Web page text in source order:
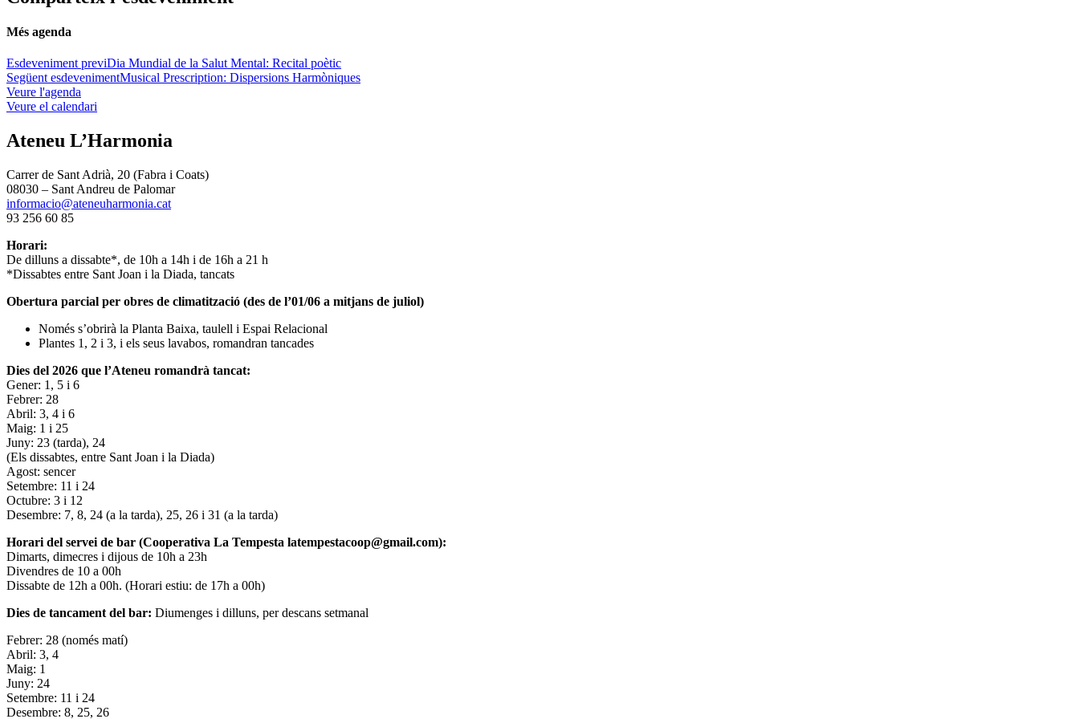
Més agenda
Esdeveniment previDia Mundial de la Salut Mental: Recital poètic
Següent esdevenimentMusical Prescription: Dispersions Harmòniques
Veure l'agenda
Veure el calendari
Ateneu L’Harmonia
Carrer de Sant Adrià, 20 (Fabra i Coats)
08030 – Sant Andreu de Palomar
informacio@ateneuharmonia.cat
93 256 60 85
Horari:
De dilluns a dissabte*, de 10h a 14h i de 16h a 21 h
*Dissabtes entre Sant Joan i la Diada, tancats
Obertura parcial per obres de climatització (des de l’01/06 a mitjans de juliol)
Només s’obrirà la Planta Baixa, taulell i Espai Relacional
Plantes 1, 2 i 3, i els seus lavabos, romandran tancades
Dies del 2026 que l’Ateneu romandrà tancat:
Gener: 1, 5 i 6
Febrer: 28
Abril: 3, 4 i 6
Maig: 1 i 25
Juny: 23 (tarda), 24
(Els dissabtes, entre Sant Joan i la Diada)
Agost: sencer
Setembre: 11 i 24
Octubre: 3 i 12
Desembre: 7, 8, 24 (a la tarda), 25, 26 i 31 (a la tarda)
Horari del servei de bar (Cooperativa La Tempesta latempestacoop@gmail.com):
Dimarts, dimecres i dijous de 10h a 23h
Divendres de 10 a 00h
Dissabte de 12h a 00h. (Horari estiu: de 17h a 00h)
Dies de tancament del bar: Diumenges i dilluns, per descans setmanal
Febrer: 28 (només matí)
Abril: 3, 4
Maig: 1
Juny: 24
Setembre: 11 i 24
Desembre: 8, 25, 26